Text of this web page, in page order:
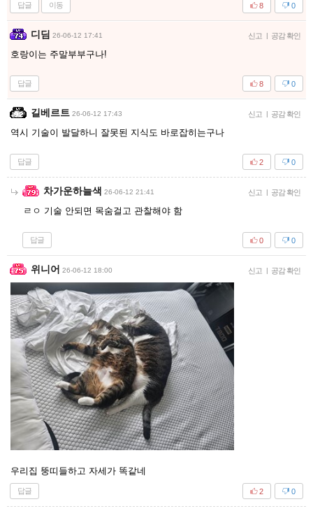
답글 이동 0
8
디딤 26-06-12 17:41 신고 | 공감 확인
호랑이는 주말부부구나!
답글 0
8
길베르트 26-06-12 17:43 신고 | 공감 확인
역시 기술이 발달하니 잘못된 지식도 바로잡히는구나
답글 0
2
차가운하늘색 26-06-12 21:41 신고 | 공감 확인
ㄹㅇ 기술 안되면 목숨걸고 관찰해야 함
답글 0
0
위니어 26-06-12 18:00 신고 | 공감 확인
우리집 뚱띠들하고 자세가 똑같네
답글 0
2